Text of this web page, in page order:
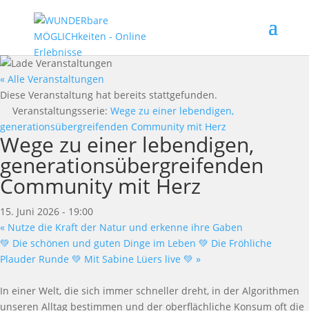
« Alle Veranstaltungen
Diese Veranstaltung hat bereits stattgefunden.
Veranstaltungsserie: Wege zu einer lebendigen,
generationsübergreifenden Community mit Herz
Wege zu einer lebendigen,
generationsübergreifenden
Community mit Herz
15. Juni 2026 - 19:00
« Nutze die Kraft der Natur und erkenne ihre Gaben
💚 Die schönen und guten Dinge im Leben 💚 Die Fröhliche
Plauder Runde 💚 Mit Sabine Lüers live 💚 »
In einer Welt, die sich immer schneller dreht, in der Algorithmen
unseren Alltag bestimmen und der oberflächliche Konsum oft die